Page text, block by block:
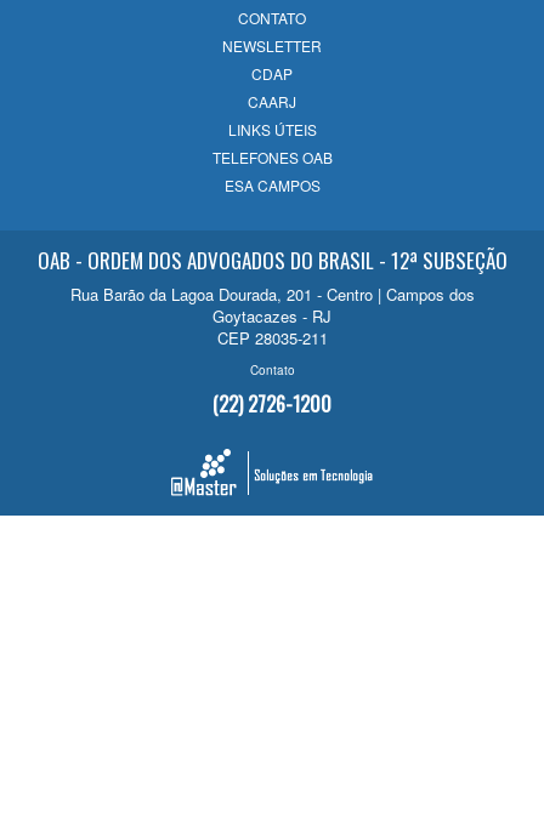
CONTATO
NEWSLETTER
CDAP
CAARJ
LINKS ÚTEIS
TELEFONES OAB
ESA CAMPOS
OAB - ORDEM DOS ADVOGADOS DO BRASIL - 12ª SUBSEÇÃO
Rua Barão da Lagoa Dourada, 201 - Centro | Campos dos
Goytacazes - RJ
CEP 28035-211
Contato
(22) 2726-1200